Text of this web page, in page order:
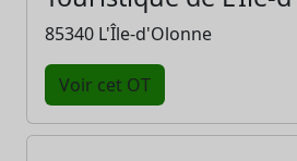
85340 L'Île-d'Olonne
Voir cet OT